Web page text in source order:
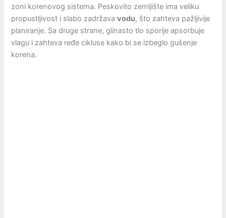
zoni korenovog sistema. Peskovito zemljište ima veliku
propustljivost i slabo zadržavavodu, što zahteva pažljivije
planiranje. Sa druge strane, glinasto tlo sporije apsorbuje
vlagu i zahteva ređe cikluse kako bi se izbeglo gušenje
korena.